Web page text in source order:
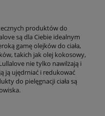
produktów do
są dla Ciebie idealnym
gamę olejków do ciała,
takich jak olej kokosowy,
nie tylko nawilżają i
ją ujędrniać i redukować
do pielęgnacji ciała są